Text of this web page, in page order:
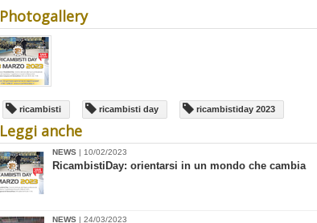
Photogallery
ricambisti ricambisti day ricambistiday 2023
Leggi anche
NEWS | 10/02/2023
​RicambistiDay: orientarsi in un mondo che cambia
NEWS | 24/03/2023